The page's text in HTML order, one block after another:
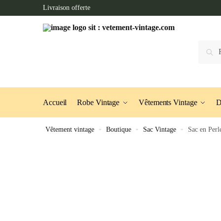
to
to
Livraison offerte
Accueil Robe Vintage Vêtements Vintage
Vêtement vintage » Boutique » Sac Vintage » Sac en